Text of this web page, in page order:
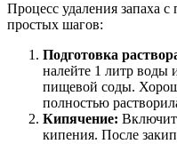
Процесс удаления запаха
простых шагов:
Подготовка
налейте 1 литр воды
пищевой соды.
полностью
Кипячение:
кипения. После